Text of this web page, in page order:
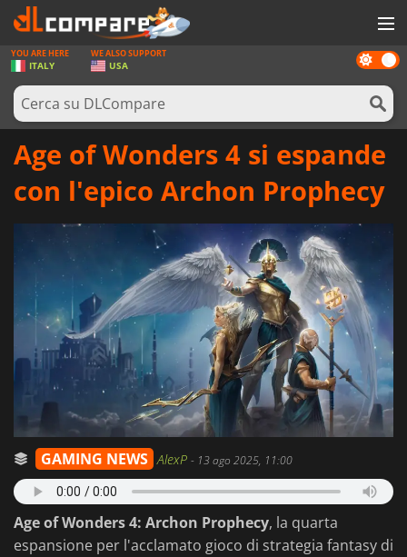
GIOCHI
PREPAGATE
SOFTWARE
REWARDS
NOTIZIE
ACCEDI O REGISTRATI
Dark
mode
YOU ARE HERE
ITALY
WE ALSO SUPPORT
USA
Age of Wonders 4 si espande
con l'epico Archon Prophecy
GAMING NEWS AlexP - 13 ago 2025, 11:00
Age of Wonders 4: Archon Prophecy, la quarta
espansione per l'acclamato gioco di strategia fantasy di